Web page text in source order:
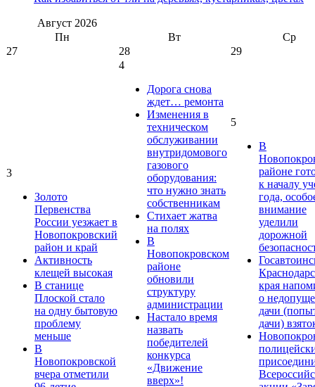
Август 2026
Пн
Вт
Ср
27
28 29
3
Золото
Первенства
России уезжает в
Новопокровский
район и край
Активность
клещей высокая
В станице
Плоской стало
на одну бытовую
проблему
меньше
В
Новопокровской
вчера отметили
4
Дорога снова
ждет… ремонта
Изменения в
техническом
обслуживании
внутридомового
газового
оборудования:
что нужно знать
собственникам
Стихает жатва
на полях
В
Новопокровском
районе
обновили
структуру
администрации
Настало время
назвать
победителей
конкурса
«Движение
вверх»!
5
В
районе
к началу
года,
внимание
уделили
дорожной
края
о
дачи
дачи)